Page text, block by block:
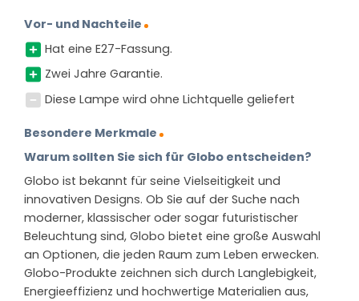
Vor- und Nachteile
Hat eine E27-Fassung.
Zwei Jahre Garantie.
Diese Lampe wird ohne Lichtquelle geliefert
Besondere Merkmale
Warum sollten Sie sich für Globo entscheiden?
Globo ist bekannt für seine Vielseitigkeit und
innovativen Designs. Ob Sie auf der Suche nach
moderner, klassischer oder sogar futuristischer
Beleuchtung sind, Globo bietet eine große Auswahl
an Optionen, die jeden Raum zum Leben erwecken.
Globo-Produkte zeichnen sich durch Langlebigkeit,
Energieeffizienz und hochwertige Materialien aus,